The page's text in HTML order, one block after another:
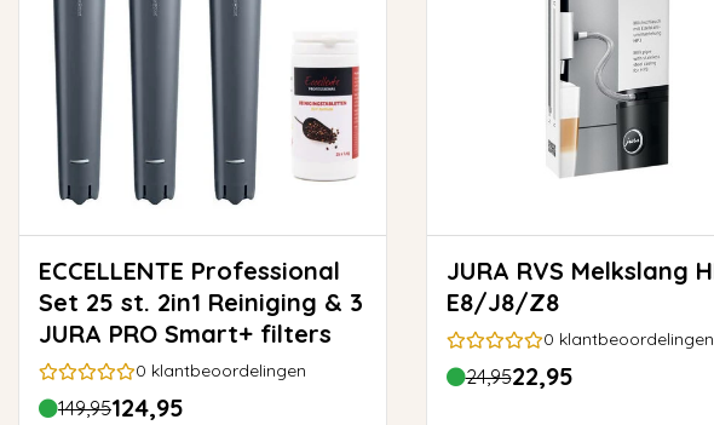
ECCELLENTE Professional
Set 25 st. 2in1 Reiniging & 3
JURA PRO Smart+ filters
0 klantbeoordelingen
149,95124,95
JURA RVS Melkslang HP3 -
E8/J8/Z8
0 klantbeoordelingen
24,9522,95